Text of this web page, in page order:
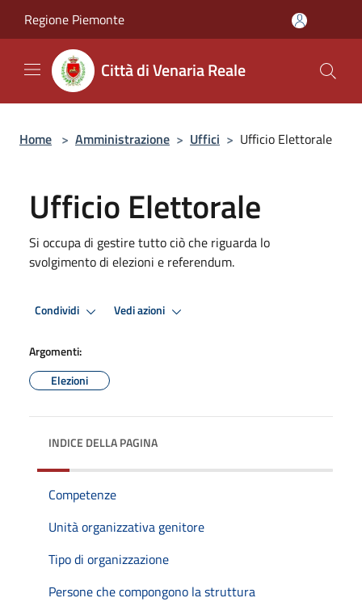
Regione Piemonte
Città di Venaria Reale
Home > Amministrazione > Uffici > Ufficio Elettorale
Ufficio Elettorale
Si occupa di gestire tutto ciò che riguarda lo
svolgimento di elezioni e referendum.
Condividi Vedi azioni
Argomenti:
Elezioni
INDICE DELLA PAGINA
Competenze
Unità organizzativa genitore
Tipo di organizzazione
Persone che compongono la struttura